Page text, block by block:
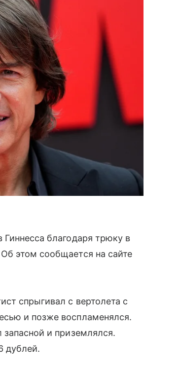
благодаря трюку в
этом сообщается на сайте
спрыгивал с вертолета с
и позже воспламенялся.
и приземлялся.
дублей.